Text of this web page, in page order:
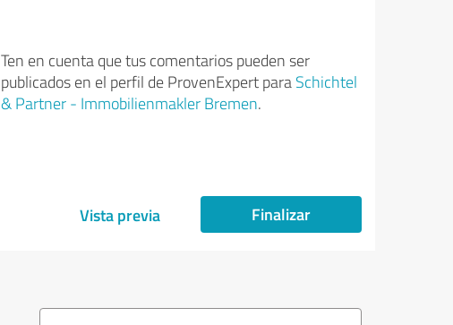
Ten en cuenta que tus comentarios pueden ser
publicados en el perfil de ProvenExpert para Schichtel
& Partner - Immobilienmakler Bremen.
Vista previa Finalizar